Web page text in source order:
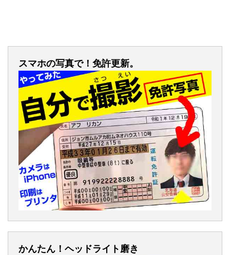
スマホの写真で！免許更新。
かんたん！ヘッドライト磨き